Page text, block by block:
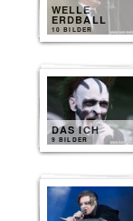
WELLE
ERDBALL
10 BILDER
DAS ICH
9 BILDER